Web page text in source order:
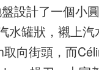
設計了一個小
水罐狀，襯上
向街頭，而